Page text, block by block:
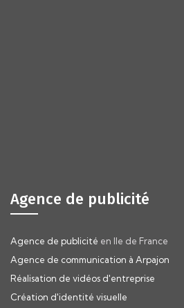
Agence de publicité
Agence de publicité en Ile de France
Agence de communication à Arpajon
Réalisation de vidéos d'entreprise
Création d'identité visuelle